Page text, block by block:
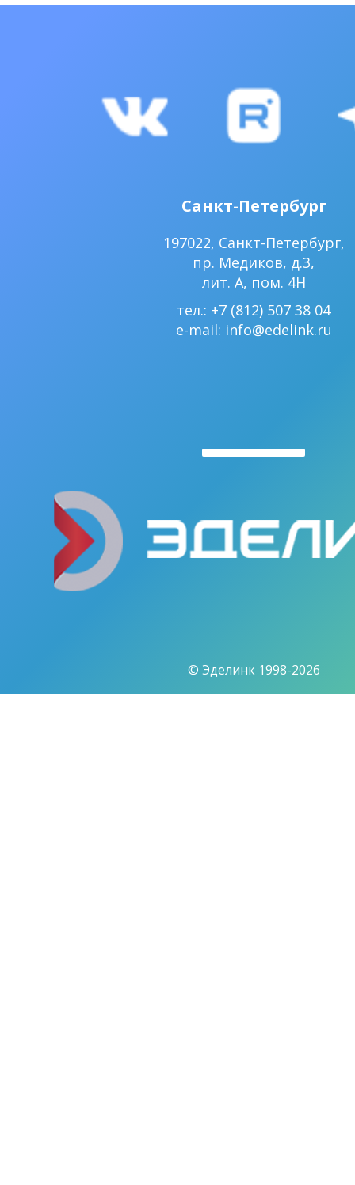
Санкт-Петербург
197022, Санкт-Петербург,
пр. Медиков, д.3,
лит. А, пом. 4Н
тел.: +7 (812) 507 38 04
e-mail: info@edelink.ru
© Эделинк 1998-2026